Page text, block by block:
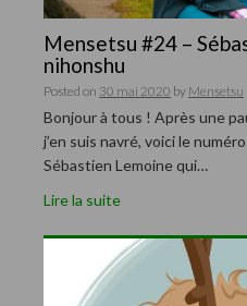
Mensetsu #24 –
nihonshu
Posted on 30 mai 2020 by Mensetsu
Bonjour à tous ! Après une
j’en suis navré, voici le
Sébastien Lemoine qui…
Lire la suite